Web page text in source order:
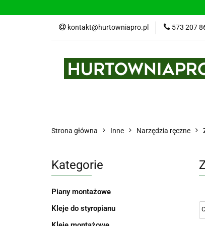
kontakt@hurtowniapro.pl 573 207
Strona główna Inne Narzędzia ręczne
Kategorie
Piany montażowe
Kleje do styropianu